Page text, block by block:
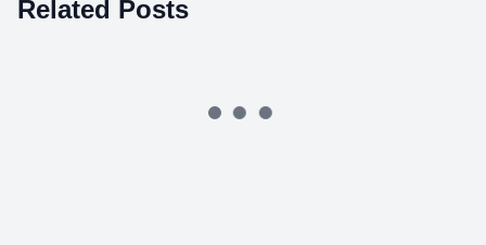
Related Posts